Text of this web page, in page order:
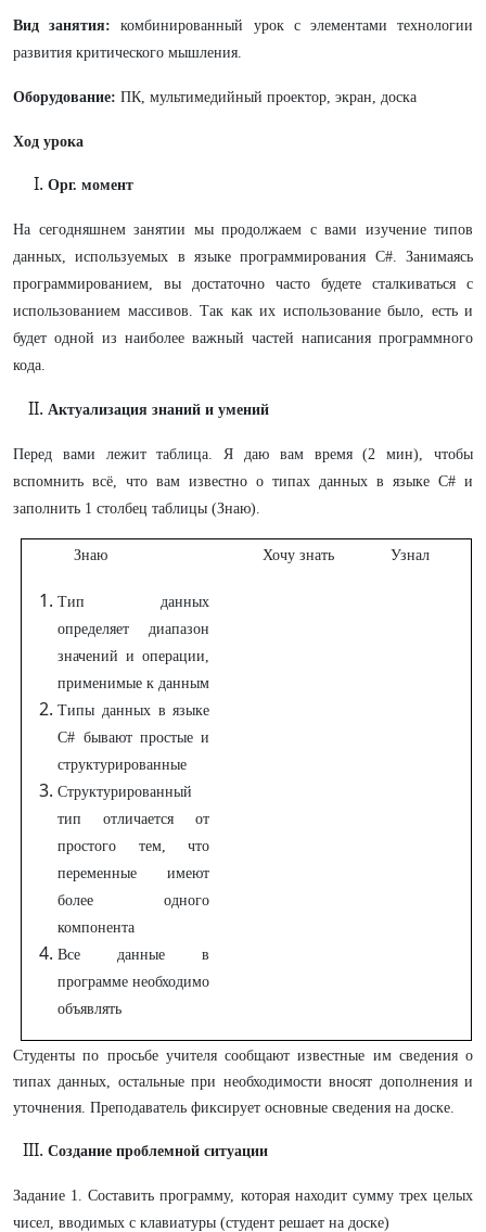
Вид занятия: комбинированный урок с элементами технологии
развития критического мышления.
Оборудование: ПК, мультимедийный проектор, экран, доска
Ход урока
Орг. момент
На сегодняшнем занятии мы продолжаем с вами изучение типов
данных, используемых в языке программирования C#. Занимаясь
программированием, вы достаточно часто будете сталкиваться с
использованием массивов. Так как их использование было, есть и
будет одной из наиболее важный частей написания программного
кода.
Актуализация знаний и умений
Перед вами лежит таблица. Я даю вам время (2 мин), чтобы
вспомнить всё, что вам известно о типах данных в языке C# и
заполнить 1 столбец таблицы (Знаю).
Знаю Хочу знать Узнал
Тип данных
определяет диапазон
значений и операции,
применимые к данным
Типы данных в языке
C# бывают простые и
структурированные
Структурированный
тип отличается от
простого тем, что
переменные имеют
более одного
компонента
Все данные в
программе необходимо
объявлять
Студенты по просьбе учителя сообщают известные им сведения о
типах данных, остальные при необходимости вносят дополнения и
уточнения. Преподаватель фиксирует основные сведения на доске.
Создание проблемной ситуации
Задание 1. Составить программу, которая находит сумму трех целых
чисел, вводимых с клавиатуры (студент решает на доске)